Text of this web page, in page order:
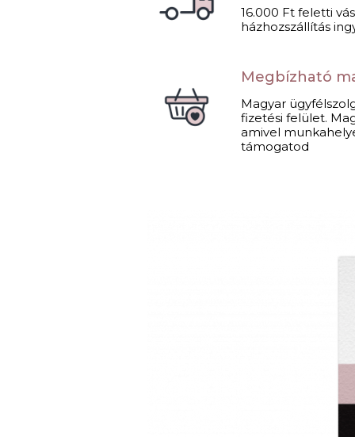
16.000 Ft feletti
házhozszállítás
Megbízható
Magyar
fizetési felület.
amivel
támogatod​